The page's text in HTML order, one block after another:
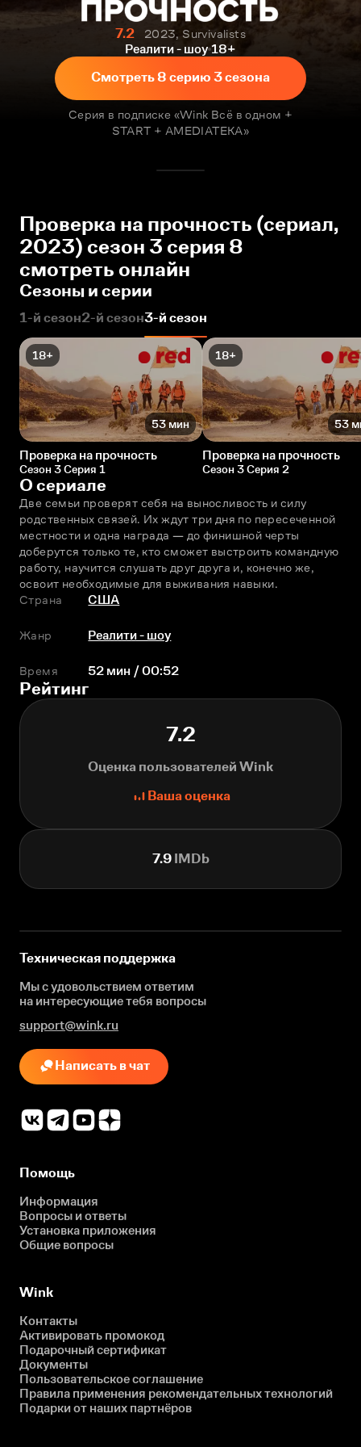
7.2
2023, Survivalists
Реалити - шоу 18+
Смотреть 8 серию 3 сезона
Серия в подписке «Wink Всё в одном +
START + AMEDIATEKA»
Проверка на прочность (сериал,
2023) сезон 3 серия 8
смотреть онлайн
Сезоны и серии
1-й сезон2-й сезон3-й сезон
18+
53 мин
Проверка на прочность
Сезон 3 Серия 1
18+
53
Проверка на прочность
Сезон 3 Серия 2
О сериале
Две семьи проверят себя на выносливость и силу
родственных связей. Их ждут три дня по пересеченной
местности и одна награда — до финишной черты
доберутся только те, кто сможет выстроить командную
работу, научится слушать друг друга и, конечно же,
освоит необходимые для выживания навыки.
Страна
США
Жанр Реалити - шоу
Время 52 мин / 00:52
Рейтинг
7.2
Оценка пользователей Wink
Ваша оценка
7.9IMDb
Техническая поддержка
Мы с удовольствием ответим
на интересующиетебя вопросы
support@wink.ru
Написать в чат
Помощь
Информация
Вопросы и ответы
Установка приложения
Общие вопросы
Wink
Контакты
Активировать промокод
Подарочный сертификат
Документы
Пользовательское соглашение
Правила применения рекомендательных технологий
Подарки от наших партнёров